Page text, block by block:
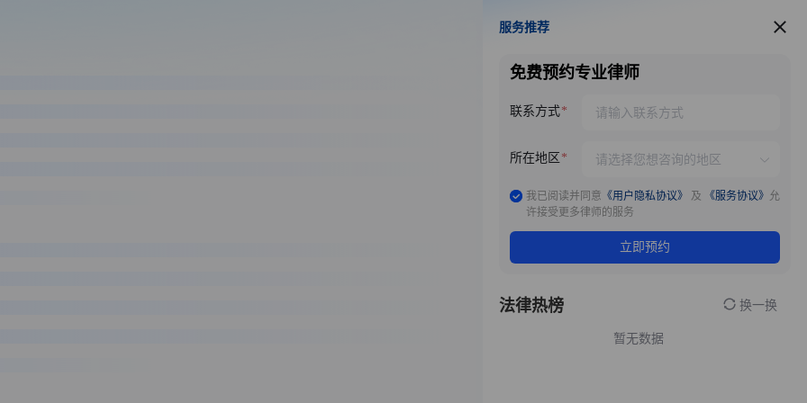
服务推荐
服务推荐
免费预约专业律师
联系方式
所在地区
我已阅读并同意 《用户隐私协议》 及 《服务协议》 允
许接受更多律师的服务
立即预约
法律热榜 换一换
暂无数据